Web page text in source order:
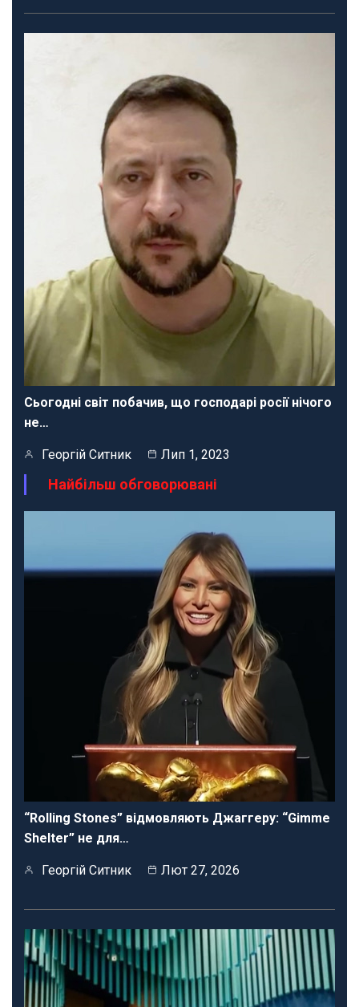
Сьогодні світ побачив, що господарі росії нічого
не…
Георгій Ситник Лип 1, 2023
Найбільш обговорювані
“Rolling Stones” відмовляють Джаггеру: “Gimme
Shelter” не для…
Георгій Ситник Лют 27, 2026